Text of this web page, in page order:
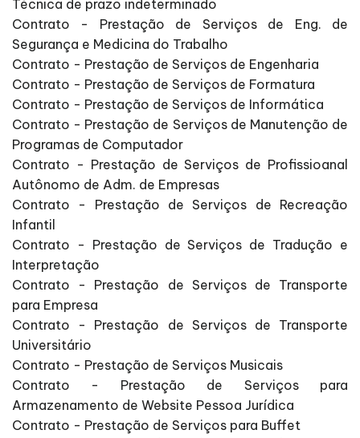
Técnica de prazo indeterminado
Contrato - Prestação de Serviços de Eng. de
Segurança e Medicina do Trabalho
Contrato - Prestação de Serviços de Engenharia
Contrato - Prestação de Serviços de Formatura
Contrato - Prestação de Serviços de Informática
Contrato - Prestação de Serviços de Manutenção de
Programas de Computador
Contrato - Prestação de Serviços de Profissioanal
Autônomo de Adm. de Empresas
Contrato - Prestação de Serviços de Recreação
Infantil
Contrato - Prestação de Serviços de Tradução e
Interpretação
Contrato - Prestação de Serviços de Transporte
para Empresa
Contrato - Prestação de Serviços de Transporte
Universitário
Contrato - Prestação de Serviços Musicais
Contrato - Prestação de Serviços para
Armazenamento de Website Pessoa Jurídica
Contrato - Prestação de Serviços para Buffet